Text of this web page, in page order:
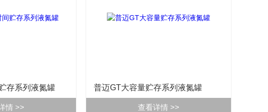
存系列液氮罐
情 >>
普迈GT大容量贮存系列液氮罐
查看详情 >>